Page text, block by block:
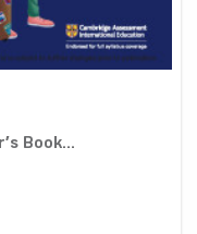
Book...